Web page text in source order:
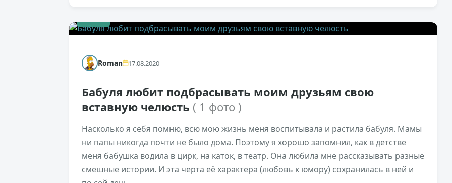
Roman 17.08.2020
Бабуля любит подбрасывать моим друзьям свою
вставную челюсть ( 1 фото )
Насколько я себя помню, всю мою жизнь меня воспитывала и растила бабуля. Мамы
ни папы никогда почти не было дома. Поэтому я хорошо запомнил, как в детстве
меня бабушка водила в цирк, на каток, в театр. Она любила мне рассказывать разные
смешные истории. И эта черта её характера (любовь к юмору) сохранилась в ней и